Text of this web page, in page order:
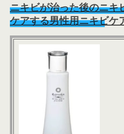
ニキビが治った後のニキ
ケアする男性用ニキビケ